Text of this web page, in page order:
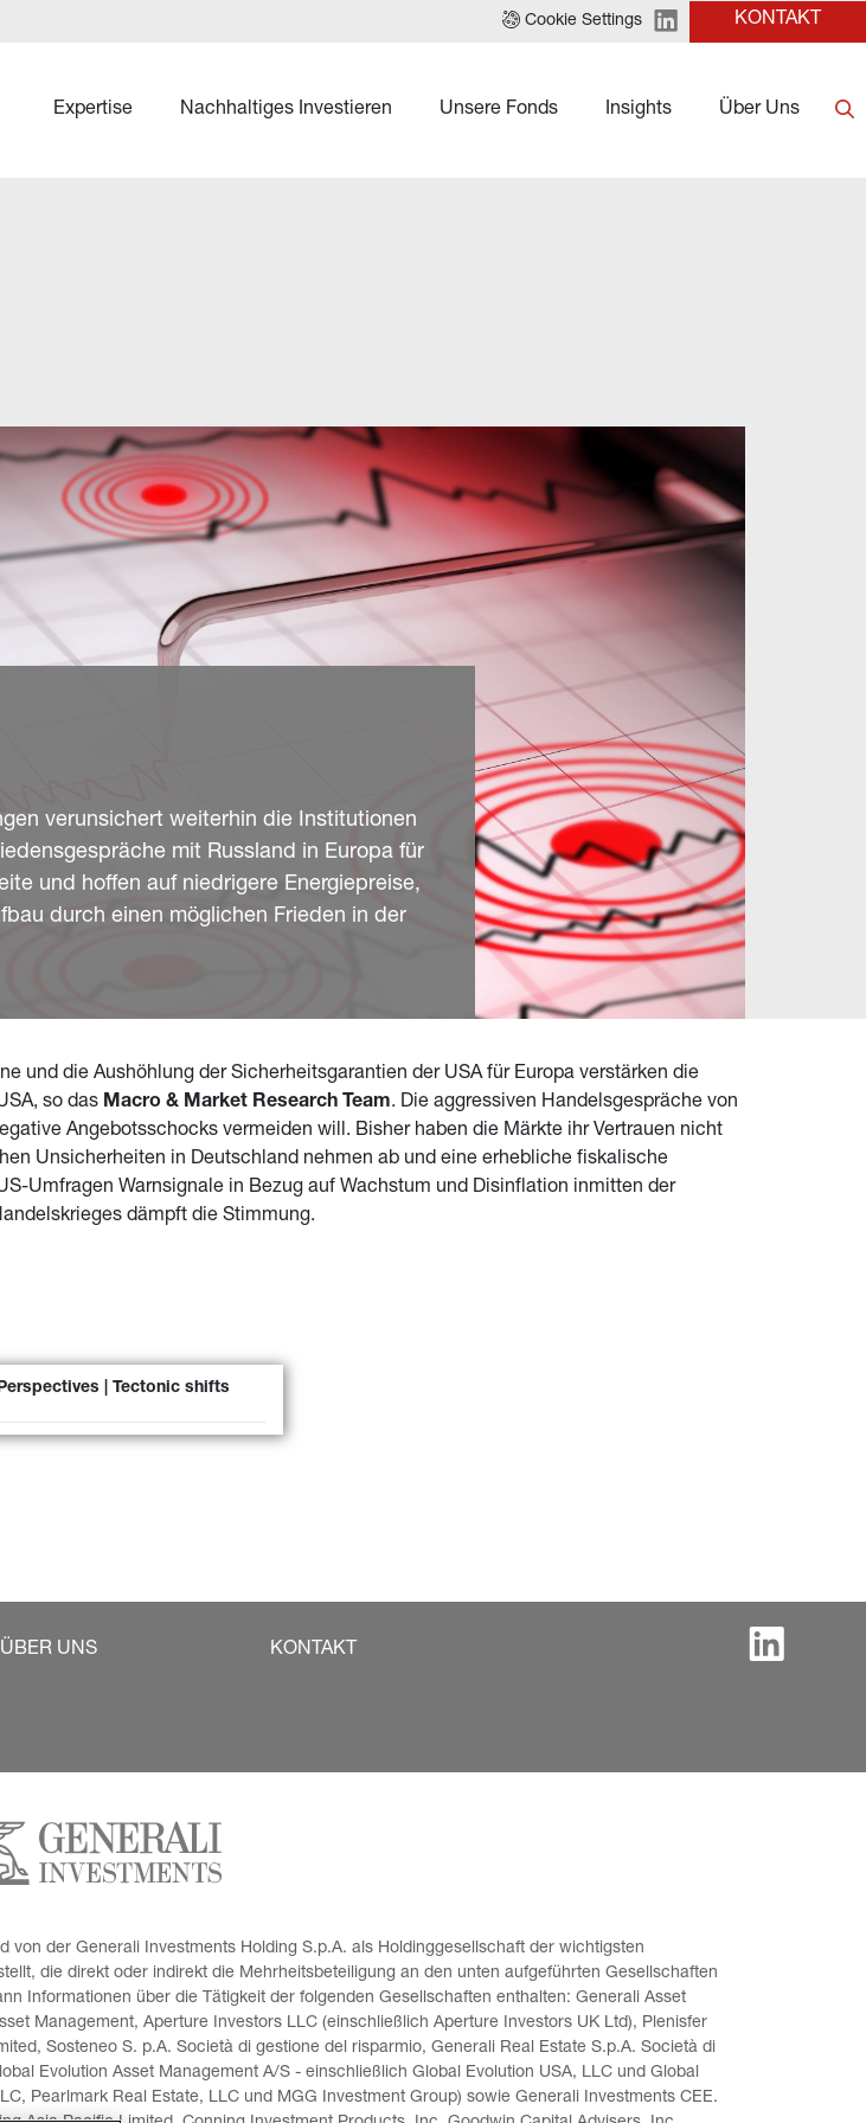
Cookie Settings KONTAKT
Expertise Nachhaltiges Investieren Unsere Fonds Insights Über Uns
verunsichert weiterhin die Institutionen
mit Russland in Europa für
und hoffen auf niedrigere Energiepreise,
durch einen möglichen Frieden in der
und die Aushöhlung der Sicherheitsgarantien der USA für Europa verstärken die
so das Macro & Market Research Team. Die aggressiven Handelsgespräche von
Angebotsschocks vermeiden will. Bisher haben die Märkte ihr Vertrauen nicht
Unsicherheiten in Deutschland nehmen ab und eine erhebliche fiskalische
Umfragen Warnsignale in Bezug auf Wachstum und Disinflation inmitten der
dämpft die Stimmung.
| Tectonic shifts
ÜBER UNS KONTAKT
der Generali Investments Holding S.p.A. als Holdinggesellschaft der wichtigsten
die direkt oder indirekt die Mehrheitsbeteiligung an den unten aufgeführten Gesellschaften
Informationen über die Tätigkeit der folgenden Gesellschaften enthalten: Generali Asset
Management, Aperture Investors LLC (einschließlich Aperture Investors UK Ltd), Plenisfer
Sosteneo S. p.A. Società di gestione del risparmio, Generali Real Estate S.p.A. Società di
Evolution Asset Management A/S - einschließlich Global Evolution USA, LLC und Global
Pearlmark Real Estate, LLC und MGG Investment Group) sowie Generali Investments CEE.